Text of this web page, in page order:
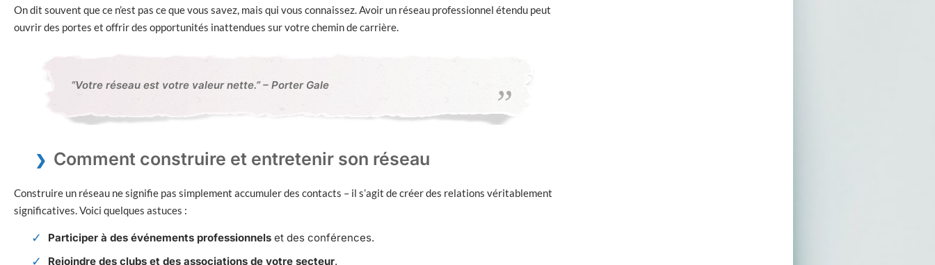
On dit souvent que ce n’est pas ce que vous savez, mais qui vous connaissez. Avoir un réseau professionnel étendu peut
ouvrir des portes et offrir des opportunités inattendues sur votre chemin de carrière.
“Votre réseau est votre valeur nette.” – Porter Gale
Comment construire et entretenir son réseau
Construire un réseau ne signifie pas simplement accumuler des contacts – il s’agit de créer des relations véritablement
significatives. Voici quelques astuces :
Participer à des événements professionnels et des conférences.
Rejoindre des clubs et des associations de votre secteur.